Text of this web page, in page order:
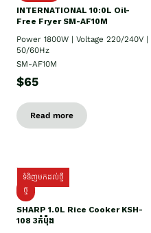
INTERNATIONAL 10:0L Oil-
Free Fryer SM-AF10M
Power 1800W | Voltage 220/240V |
50/60Hz
SM-AF10M
$65
Read more
ទំនិញមកដល់ថ្មី
ថ្មី
SHARP 1.០L Rice Cooker KSH-
108 3កំប៉ុង